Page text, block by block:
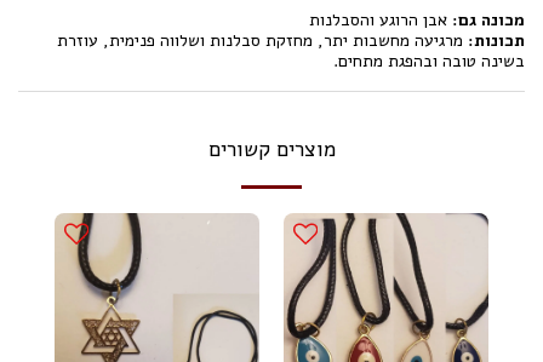
מכונה גם: אבן הרוגע והסבלנות
תכונות: מרגיעה מחשבות יתר, מחזקת סבלנות ושלווה פנימית, עוזרת
בשינה טובה ובהפגת מתחים.
מוצרים קשורים